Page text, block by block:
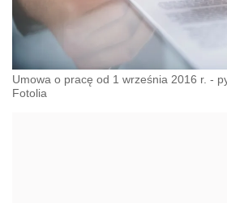
Umowa o pracę od 1 września 2016 r. -
Fotolia